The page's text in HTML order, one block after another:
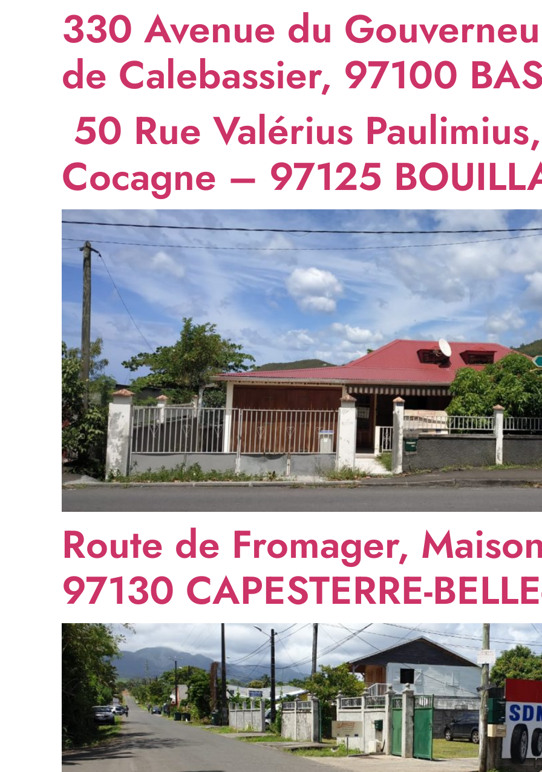
330 Avenue du
de Calebassier, 97100
50 Rue Valérius
Cocagne – 97125
Route de Fromager,
97130 CAPESTERRE-